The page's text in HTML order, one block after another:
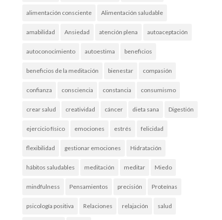
alimentación consciente Alimentación saludable
amabilidad Ansiedad atención plena autoaceptación
autoconocimiento autoestima beneficios
beneficios de la meditación bienestar compasión
confianza consciencia constancia consumismo
crear salud creatividad cáncer dieta sana Digestión
ejercicio físico emociones estrés felicidad
flexibilidad gestionar emociones Hidratación
hábitos saludables meditación meditar Miedo
mindfulness Pensamientos precisión Proteínas
psicología positiva Relaciones relajación salud